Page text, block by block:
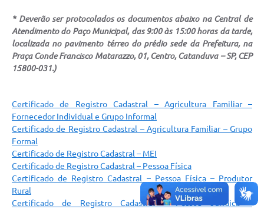
Ouvidoria
Arquivos para Download
Carta de Serviços
Obras
Galeria de Vídeos
Projetos
Links
Telefones Úteis
* Deverão ser protocolados os documentos abaixo na Central de
Atendimento do Paço Municipal, das 9:00 às 15:00 horas da tarde,
localizada no pavimento térreo do prédio sede da Prefeitura, na
Praça Conde Francisco Matarazzo, 01, Centro, Catanduva – SP, CEP
15800-031.)
Certificado de Registro Cadastral – Agricultura Familiar –
Fornecedor Individual e Grupo Informal
Certificado de Registro Cadastral – Agricultura Familiar – Grupo
Formal
Certificado de Registro Cadastral – MEI
Certificado de Registro Cadastral – Pessoa Física
Certificado de Registro Cadastral – Pessoa Física – Produtor
Rural
Certificado de Registro Cadastral – Pessoa Jurídica –